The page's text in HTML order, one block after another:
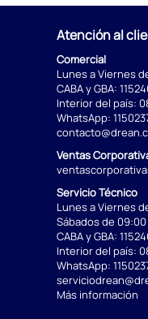
Atención al
Comercial
Lunes a Viernes
CABA y GBA:
Interior del país:
WhatsApp:
Ventas
Servicio Técnico
Lunes a Viernes
Sábados de 09:00
CABA y GBA:
Interior del país:
WhatsApp:
Más información